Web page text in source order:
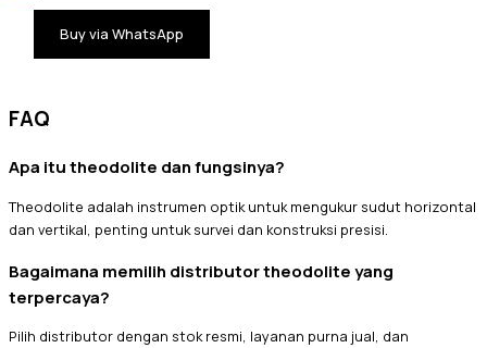
Buy via WhatsApp
FAQ
Apa itu theodolite dan fungsinya?
Theodolite adalah instrumen optik untuk mengukur sudut horizontal
dan vertikal, penting untuk survei dan konstruksi presisi.
Bagaimana memilih distributor theodolite yang
terpercaya?
Pilih distributor dengan stok resmi, layanan purna jual, dan